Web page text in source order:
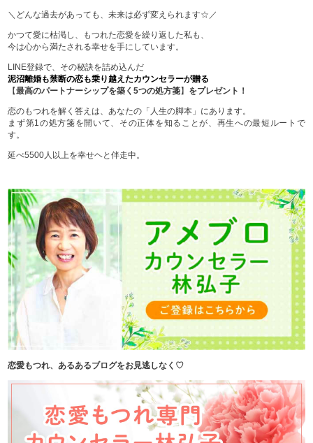
＼どんな過去があっても、未来は必ず変えられます☆／
かつて愛に枯渇し、もつれた恋愛を繰り返した私も、
今は心から満たされる幸せを手にしています。
LINE登録で、その秘訣を詰め込んだ
泥沼離婚も禁断の恋も乗り越えたカウンセラーが贈る
【最高のパートナーシップを築く5つの処方箋】 をプレゼント！
恋のもつれを解く答えは、あなたの「人生の脚本」にあります。
まず第1の処方箋を開いて、その正体を知ることが、再生への最短ルートで
す。
延べ5500人以上を幸せヘと伴走中。
恋愛もつれ、あるあるブログをお見逃しなく♡